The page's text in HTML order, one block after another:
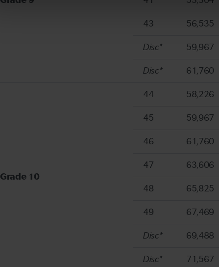
43 56,535
Disc* 59,967
Disc* 61,760
Grade 10
44 58,226
45 59,967
46 61,760
47 63,606
48 65,825
49 67,469
Disc* 69,488
Disc* 71,567